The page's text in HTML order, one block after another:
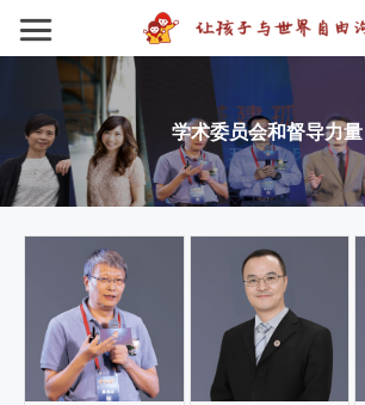
学术委员会和督导力量